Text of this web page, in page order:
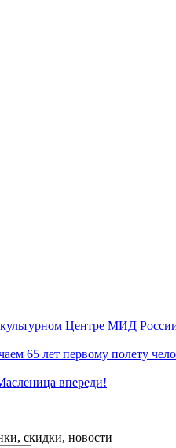
Центре МИД
65 лет первому полету
впереди!
скидки, новости